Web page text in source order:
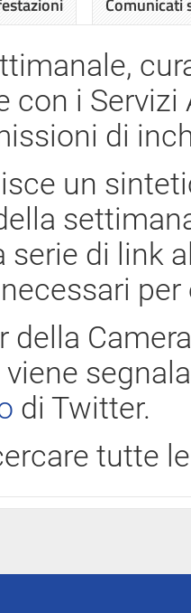
Comunicati
con i
di
un
serie di link
della
viene
di Twitter.
tutte